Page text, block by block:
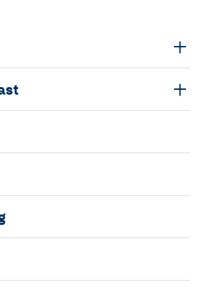
งแผนการเงินอย่างไรเมื่อตัวเองก็
งใช้ พ่อแม่ก็ต้องให้
การีที่เคารพ
ยบพลันเพราะพ่อแม่ล้มป่วย
การีที่เคารพ
เองเป็นต้นเหตุให้พ่อแม่ติดโควิด กับ